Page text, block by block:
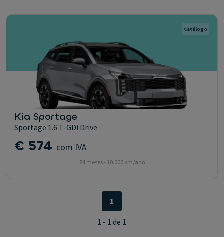
Catálogo
Kia Sportage
Sportage 1.6 T-GDi Drive
€ 574 com IVA
84 meses - 10.000 km/ano
1
1 - 1 de 1